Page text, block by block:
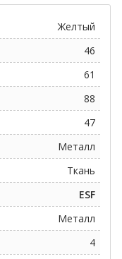
Желтый
46
61
88
47
Металл
Ткань
ESF
Металл
4